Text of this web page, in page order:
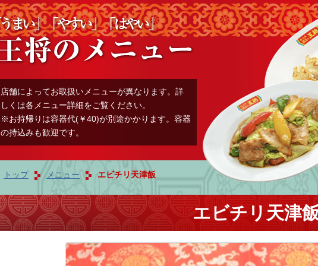
店舗によってお取扱いメニューが異なります。詳
しくは各メニュー詳細をご覧ください。
※お持帰りは容器代(￥40)が別途かかります。容器
の持込みも歓迎です。
トップ メニュー エビチリ天津飯
エビチリ天津